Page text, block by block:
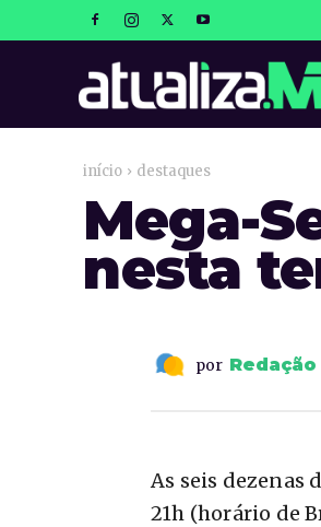
início destaques
Mega-
nesta
por Redação
As seis dezenas
21h (horário de